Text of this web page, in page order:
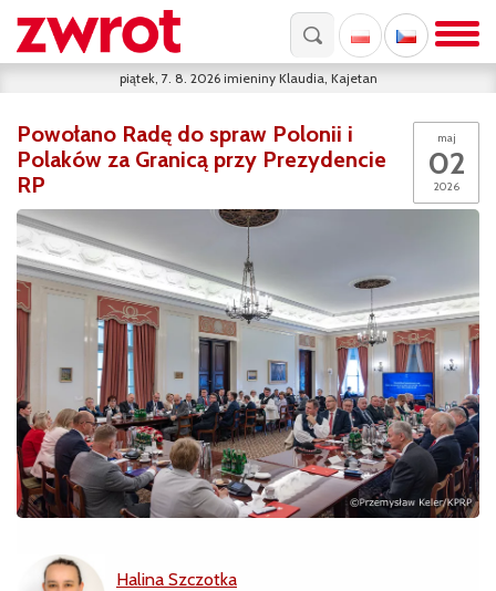
piątek, 7. 8. 2026 imieniny Klaudia, Kajetan
maj
02
2026
Powołano Radę do spraw Polonii i
Polaków za Granicą przy Prezydencie
RP
Halina Szczotka